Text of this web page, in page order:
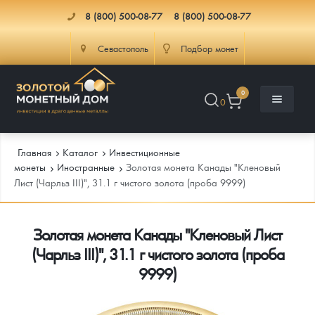
8 (800) 500-08-77 8 (800) 500-08-77
Севастополь Подбор монет
0
0
Каталог
Каталог Монет
Инвестиционные монеты
Инфо
Как сделать заказ
Доставка
Главная Каталог
Инвестиционные
монеты
Иностранные
Золотая монета Канады "Кленовый
Лист (Чарльз III)", 31.1 г чистого золота (проба 9999)
Золотая монета Канады "Кленовый Лист
(Чарльз III)", 31.1 г чистого золота (проба
9999)